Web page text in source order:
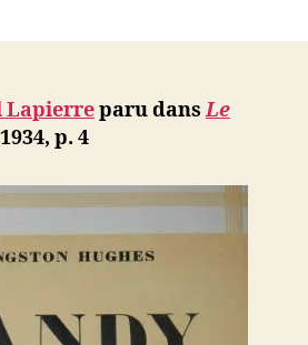
Lapierreparu dansLe
p. 4